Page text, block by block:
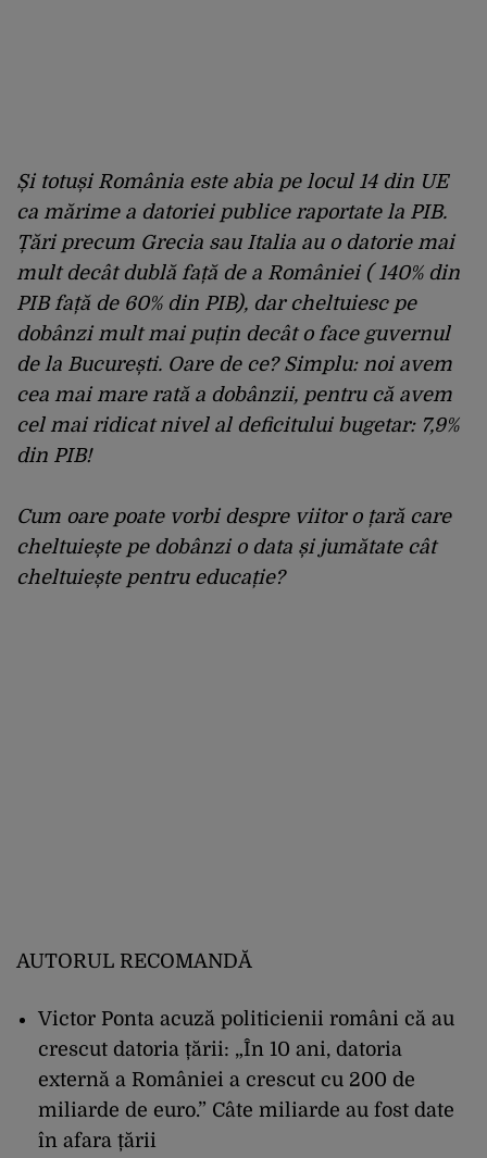
Și totuși România este abia pe locul 14 din UE
ca mărime a datoriei publice raportate la PIB.
Țări precum Grecia sau Italia au o datorie mai
mult decât dublă față de a României ( 140% din
PIB față de 60% din PIB), dar cheltuiesc pe
dobânzi mult mai puțin decât o face guvernul
de la București. Oare de ce? Simplu: noi avem
cea mai mare rată a dobânzii, pentru că avem
cel mai ridicat nivel al deficitului bugetar: 7,9%
din PIB!
Cum oare poate vorbi despre viitor o țară care
cheltuiește pe dobânzi o data și jumătate cât
cheltuiește pentru educație?
AUTORUL RECOMANDĂ
Victor Ponta acuză politicienii români că au
crescut datoria țării: „În 10 ani, datoria
externă a României a crescut cu 200 de
miliarde de euro.” Câte miliarde au fost date
în afara țării